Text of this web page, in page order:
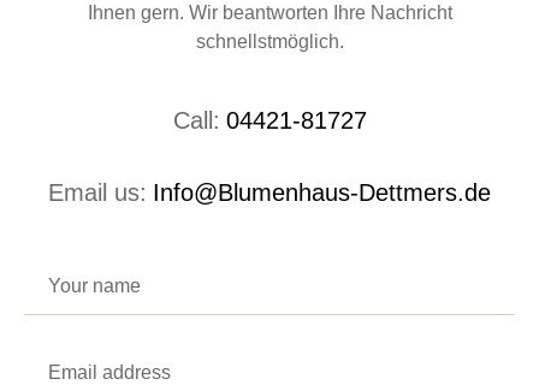
Ihnen gern. Wir beantworten Ihre Nachricht
schnellstmöglich.
Call: 04421-81727
Email us: Info@Blumenhaus-Dettmers.de